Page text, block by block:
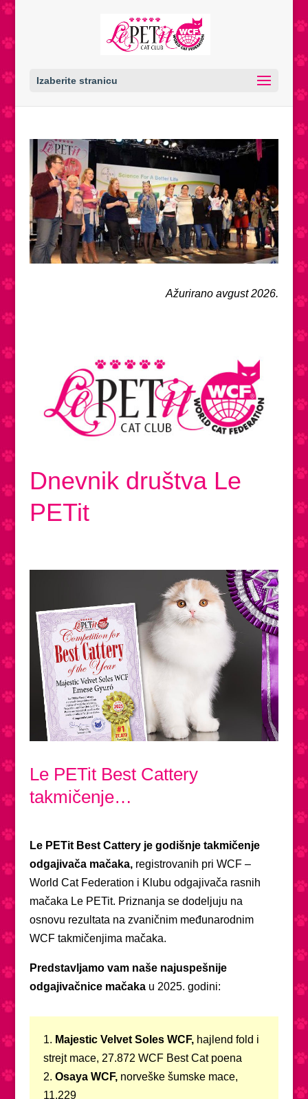
Izaberite stranicu
Ažurirano avgust 2026.
Dnevnik društva Le
PETit
Le PETit Best Cattery
takmičenje…
Le PETit Best Cattery je godišnje takmičenje
odgajivača mačaka,registrovanih pri WCF –
World Cat Federation i Klubu odgajivača rasnih
mačaka Le PETit. Priznanja se dodeljuju na
osnovu rezultata na zvaničnim međunarodnim
WCF takmičenjima mačaka.
Predstavljamo vam naše najuspešnije
odgajivačnice mačaka u 2025. godini:
1. Majestic Velvet Soles WCF,hajlend fold i
strejt mace, 27.872 WCF Best Cat poena
2. Osaya WCF,norveške šumske mace,
11.229